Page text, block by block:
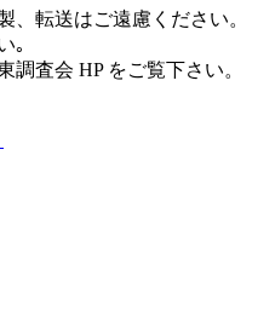
転送はご遠慮ください。
｡
査会 HP をご覧下さい。